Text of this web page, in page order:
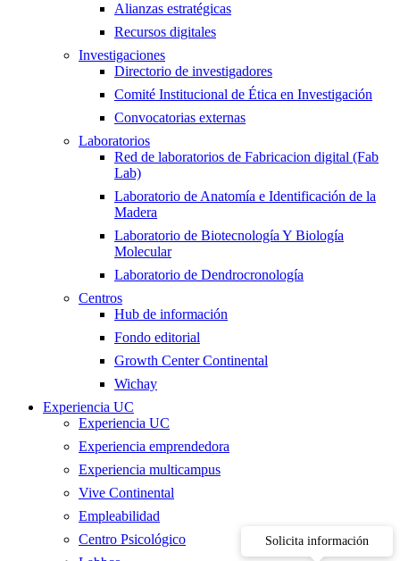
Solicita información
Alianzas estratégicas
Recursos digitales
Investigaciones
Directorio de investigadores
Comité Institucional de Ética en Investigación
Convocatorias externas
Laboratorios
Red de laboratorios de Fabricacion digital (Fab
Lab)
Laboratorio de Anatomía e Identificación de la
Madera
Laboratorio de Biotecnología Y Biología
Molecular
Laboratorio de Dendrocronología
Centros
Hub de información
Fondo editorial
Growth Center Continental
Wichay
Experiencia UC
Experiencia UC
Experiencia emprendedora
Experiencia multicampus
Vive Continental
Empleabilidad
Centro Psicológico